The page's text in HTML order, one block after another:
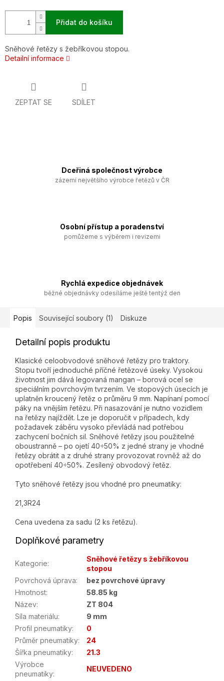
Přidat do košíku
Sněhové řetězy s žebříkovou stopou.
Detailní informace
ZEPTAT SE SDÍLET
Dceřiná společnost výrobce
zázemí největšího výrobce řetězů v ČR
Osobní přístup a poradenství
pomůžeme s výběrem i revizemi
Rychlá expedice objednávek
běžné objednávky odesíláme ještě tentýž den
Popis Související soubory (1) Diskuze
Detailní popis produktu
Klasické celoobvodové sněhové řetězy pro traktory.
Stopu tvoří jednoduché příčné řetězové úseky. Vysokou
životnost jim dává legovaná mangan – borová ocel se
speciálním povrchovým tvrzením. Ve stopových úsecích je
uplatněn kroucený řetěz o průměru 9 mm. Napínaní pomocí
páky na vnějším řetězu. Při nasazování je nutno vozidlem
na řetězy najíždět. Lze je doporučit v případech, kdy
požadavek záběru vysoko převládá nad potřebou
zachycení bočních sil. Sněhové řetězy jsou použitelné
oboustranně – po ojetí 40÷50% z jedné strany je vhodné
řetězy obrátit a z druhé strany provozovat rovněž až do
opotřebení 40÷50%. Zesílený obvodový řetěz.
Tyto sněhové řetězy jsou vhodné pro pneumatiky:
21,3R24
Cena uvedena za sadu (2 ks řetězu).
Doplňkové parametry
Kategorie:
Sněhové řetězy s žebříkovou
stopou
Povrchová úprava:
bez povrchové úpravy
Hmotnost:
58.85 kg
Název:
ZT 804
Síla materiálu:
9 mm
Profil pneumatiky:
0
Průměr pneumatiky:
24
Šířka pneumatiky:
21.3
Výrobce
pneumatiky:
NEUVEDENO